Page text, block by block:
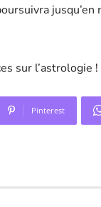
sur l’astrologie !
Pinterest